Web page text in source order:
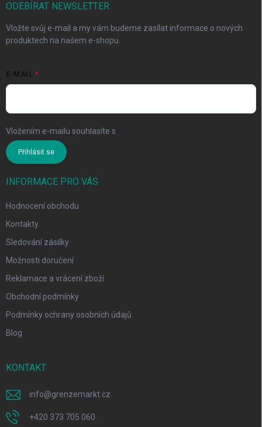
ODEBÍRAT NEWSLETTER
Vložte svůj e-mail a my vám budeme zasílat informace o nových
produktech na našem e-shopu.
E-MAIL
Vložením e-mailu souhlasíte s
Přihlásit se
INFORMACE PRO VÁS
Hodnocení obchodu
Kontakty
Sledování zásilky
Možnosti doručení
Reklamace a vrácení zboží
Obchodní podmínky
Podmínky ochrany osobních údajů
Blog
KONTAKT
info@grenzemarkt.cz
+420 373 705 060